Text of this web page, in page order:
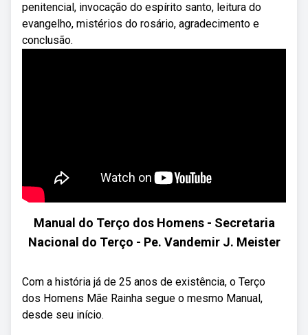
penitencial, invocação do espírito santo, leitura do
evangelho, mistérios do rosário, agradecimento e
conclusão.
Manual do Terço dos Homens - Secretaria
Nacional do Terço - Pe. Vandemir J. Meister
Com a história já de 25 anos de existência, o Terço
dos Homens Mãe Rainha segue o mesmo Manual,
desde seu início.